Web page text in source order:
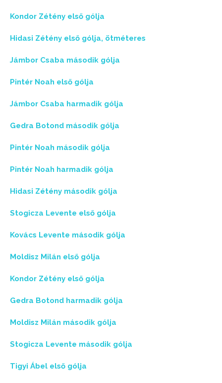
Kondor Zétény első gólja
Hidasi Zétény első gólja, ötméteres
Jámbor Csaba második gólja
Pintér Noah első gólja
Jámbor Csaba harmadik gólja
Gedra Botond második gólja
Pintér Noah második gólja
Pintér Noah harmadik gólja
Hidasi Zétény második gólja
Stogicza Levente első gólja
Kovács Levente második gólja
Moldisz Milán első gólja
Kondor Zétény első gólja
Gedra Botond harmadik gólja
Moldisz Milán második gólja
Stogicza Levente második gólja
Tigyi Ábel első gólja